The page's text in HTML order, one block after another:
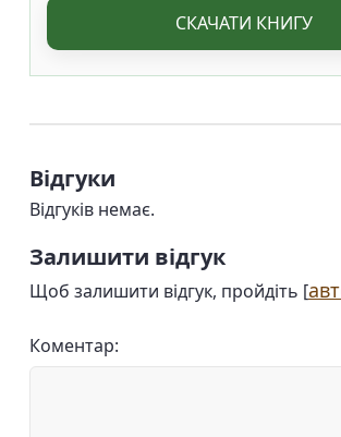
СКАЧАТИ КНИГУ
Відгуки
Відгуків немає.
Залишити відгук
Щоб залишити відгук, пройдіть [
Коментар: